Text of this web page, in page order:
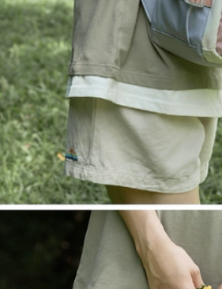
ba lo du lich Ba Lô
Thể Thao 60 Lít 70 Lít
Nam Dung Tích Lớn
Nữ Hành Lý Du Lịch
Ba Lô Du Lịch Sinh
Viên Học Leo Núi túi
Ngoài Trời balo du
lịch chống nước túi
xách du lịch
451,000
Túi du lịch dành cho
nữ, túi thể dục sức
chứa lớn, tách khô
và ướt, túi xách đeo
chéo nam, túi du
lịch khoảng cách
ngắn, túi hành lý
nhẹ ba lô du lịch the
north face túi da du
426,000